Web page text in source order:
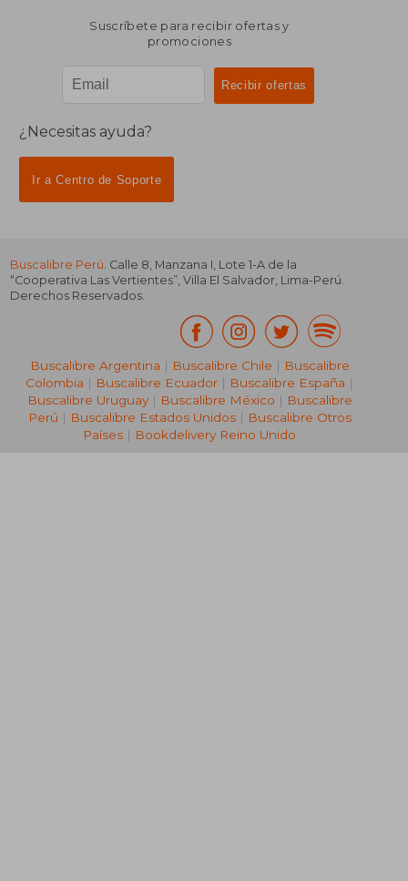
Suscríbete para recibir ofertas y
promociones
¿Necesitas ayuda?
Ir a Centro de Soporte
Buscalibre Perú. Calle 8, Manzana I, Lote 1-A de la
“Cooperativa Las Vertientes”, Villa El Salvador, Lima-Perú.
Derechos Reservados.
Buscalibre Argentina | Buscalibre Chile | Buscalibre
Colombia | Buscalibre Ecuador | Buscalibre España |
Buscalibre Uruguay| Buscalibre México | Buscalibre
Perú | Buscalibre Estados Unidos| Buscalibre Otros
Países | Bookdelivery Reino Unido